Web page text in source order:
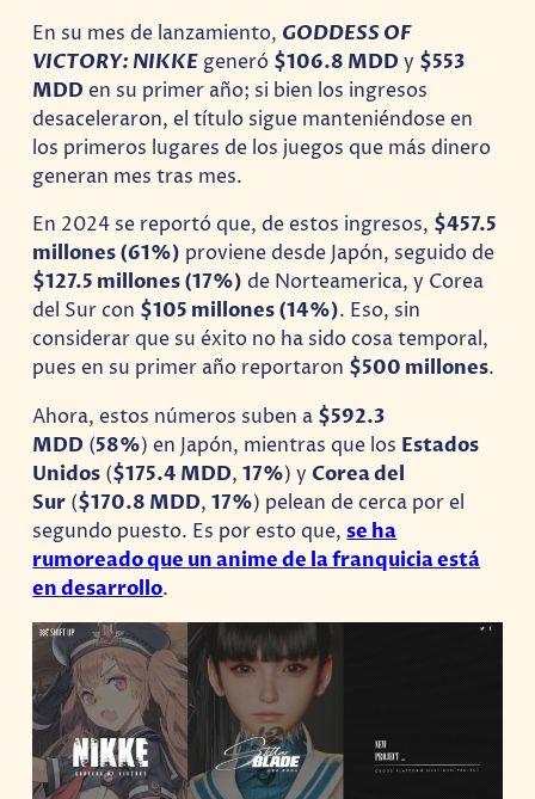
En su mes de lanzamiento, GODDESS OF
VICTORY: NIKKE generó $106.8 MDD y $553
MDD en su primer año; si bien los ingresos
desaceleraron, el título sigue manteniéndose en
los primeros lugares de los juegos que más dinero
generan mes tras mes.
En 2024 se reportó que, de estos ingresos, $457.5
millones (61%) proviene desde Japón, seguido de
$127.5 millones (17%) de Norteamerica, y Corea
del Sur con $105 millones (14%). Eso, sin
considerar que su éxito no ha sido cosa temporal,
pues en su primer año reportaron $500 millones.
Ahora, estos números suben a $592.3
MDD (58%) en Japón, mientras que los Estados
Unidos ($175.4 MDD,17%) y Corea del
Sur ($170.8 MDD,17%) pelean de cerca por el
segundo puesto. Es por esto que,se ha
rumoreado que un anime de la franquicia está
en desarrollo.